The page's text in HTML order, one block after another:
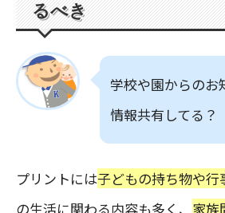
るべき
学校や園からのお
情報共有してる？
プリントには子どもの持ち物や行
の生活に関わる内容も多く、 家族